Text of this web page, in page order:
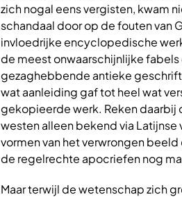
zich nogal eens vergisten, kwam
schandaal door op de fouten van
invloedrijke encyclopedische
de meest onwaarschijnlijke
gezaghebbende antieke
wat aanleiding gaf tot heel wat
gekopieerde werk. Reken daarbij
westen alleen bekend via Latijnse
vormen van het verwrongen
de regelrechte apocriefen nog
Maar terwijl de wetenschap zich